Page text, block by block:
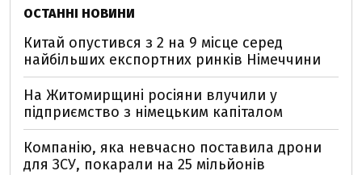
ОСТАННІ НОВИНИ
Китай опустився з 2 на 9 місце серед
найбільших експортних ринків Німеччини
На Житомирщині росіяни влучили у
підприємство з німецьким капіталом
Компанію, яка невчасно поставила дрони
для ЗСУ, покарали на 25 мільйонів